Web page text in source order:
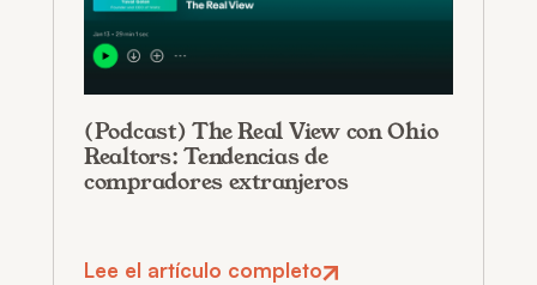
(Podcast) The Real View con Ohio
Realtors: Tendencias de
compradores extranjeros
Lee el artículo completo